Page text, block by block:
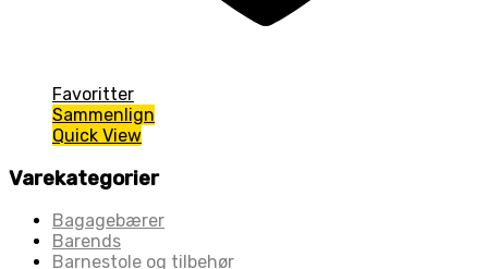
Favoritter
Sammenlign
Quick View
Varekategorier
Bagagebærer
Barends
Barnestole og tilbehør